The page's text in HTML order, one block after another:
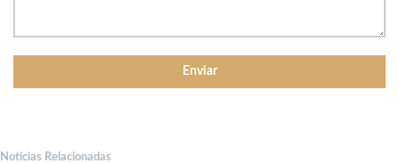
Noticias Relacionadas